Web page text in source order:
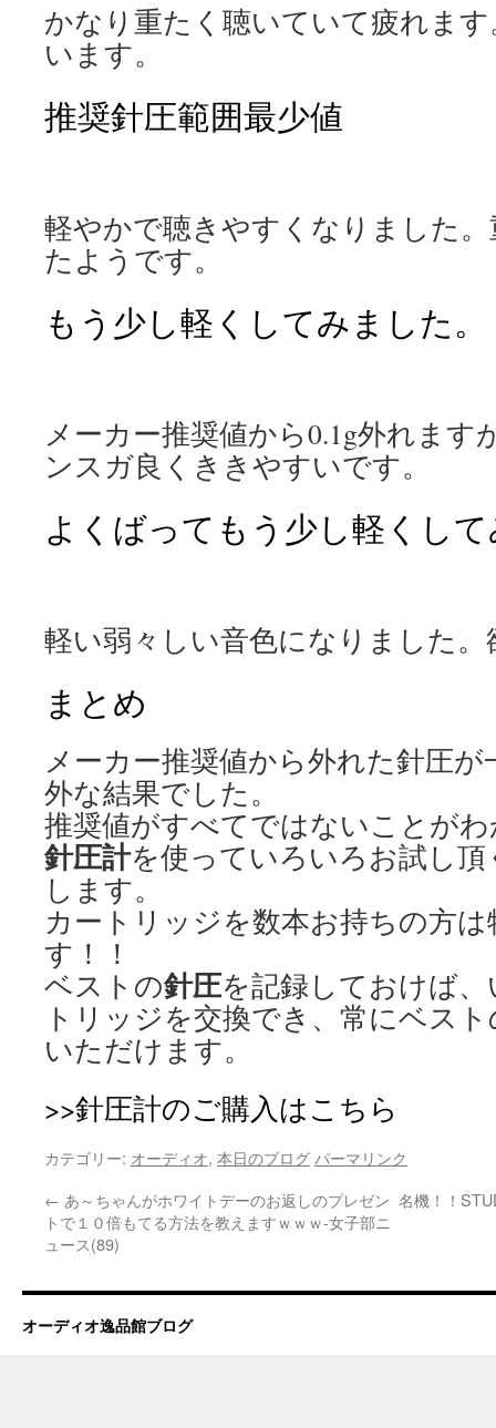
かなり重たく聴いていて疲れま
います。
推奨針圧範囲最少値
軽やかで聴きやすくなりました
たようです。
もう少し軽くしてみました。
メーカー推奨値から0.1g外れます
ンスガ良くききやすいです。
よくばってもう少し軽くし
軽い弱々しい音色になりました
まとめ
メーカー推奨値から外れた針圧
外な結果でした。
推奨値がすべてではないことが
針圧計を使っていろいろお試し
します。
カートリッジを数本お持ちの方
す！！
ベストの針圧を記録しておけば
トリッジを交換でき、常にベス
いただけます。
>>針圧計のご購入はこちら
カテゴリー: オーディオ, 本日のブログ パーマリンク
← あ～ちゃんがホワイトデーのお返しのプレゼン
トで１０倍もてる方法を教えますｗｗｗ-女子部ニ
ュース(89)
名機！！
オーディオ逸品館ブログ